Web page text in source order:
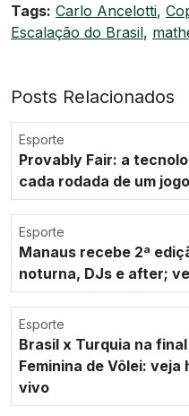
Tags: Carlo Ancelotti,
Escalação do Brasil,
Posts Relacionados
Esporte
Provably Fair: a
cada rodada de um
Esporte
Manaus recebe 2ª
noturna, DJs e after;
Esporte
Brasil x Turquia na
Feminina de Vôlei:
vivo